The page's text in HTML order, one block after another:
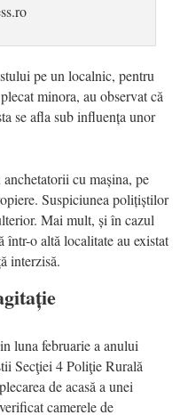
pe un localnic, pentru
minora, au observat că
se afla sub influența unor
cu mașina, pe
Suspiciunea polițiștilor
Mai mult, și în cazul
într-o altă localitate au existat
interzisă.
luna februarie a anului
Secţiei 4 Poliţie Rurală
de acasă a unei
camerele de